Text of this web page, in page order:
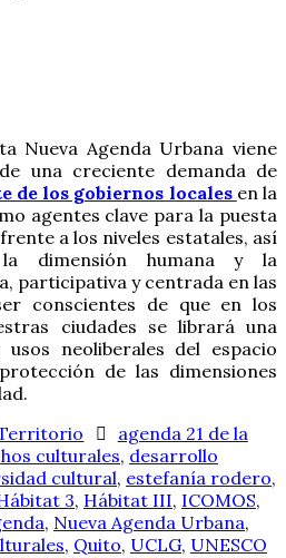
Nueva Agenda Urbana viene
una creciente demanda de
de los gobiernos locales en la
agentes clave para la puesta
a los niveles estatales, así
dimensión humana y la
participativa y centrada en las
conscientes de que en los
ciudades se librará una
neoliberales del espacio
de las dimensiones
agenda 21 de la
culturales, desarrollo
cultural, estefanía rodero,
3, Hábitat III, ICOMOS,
, Nueva Agenda Urbana,
, Quito, UCLG, UNESCO